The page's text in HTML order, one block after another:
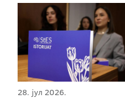
28. јул 2026.